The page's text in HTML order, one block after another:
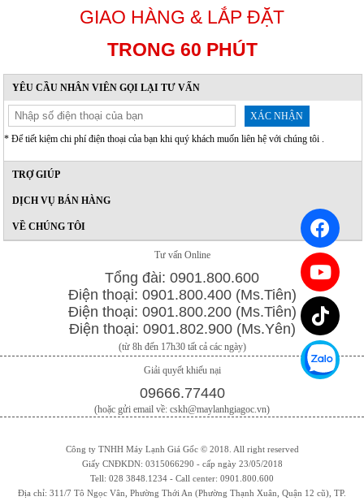
GIAO HÀNG & LẮP ĐẶT
TRONG 60 PHÚT
YÊU CẦU NHÂN VIÊN GỌI LẠI TƯ VẤN
XÁC NHẬN
* Để tiết kiệm chi phí điện thoại của bạn khi quý khách muốn liên hệ với chúng tôi .
TRỢ GIÚP
DỊCH VỤ BÁN HÀNG
VỀ CHÚNG TÔI
Tư vấn Online
Tổng đài: 0901.800.600
Điện thoại: 0901.800.400 (Ms.Tiên)
Điện thoại: 0901.800.200 (Ms.Tiên)
Điện thoại: 0901.802.900 (Ms.Yên)
(từ 8h đến 17h30 tất cả các ngày)
Giải quyết khiếu nại
09666.77440
(hoặc gửi email về: cskh@maylanhgiagoc.vn)
Công ty TNHH Máy Lạnh Giá Gốc © 2018. All right reserved
Giấy CNĐKDN: 0315066290 - cấp ngày 23/05/2018
Tell: 028 3848.1234 - Call center: 0901.800.600
Địa chỉ: 311/7 Tô Ngọc Vân, Phường Thới An (Phường Thạnh Xuân, Quận 12 cũ), TP.